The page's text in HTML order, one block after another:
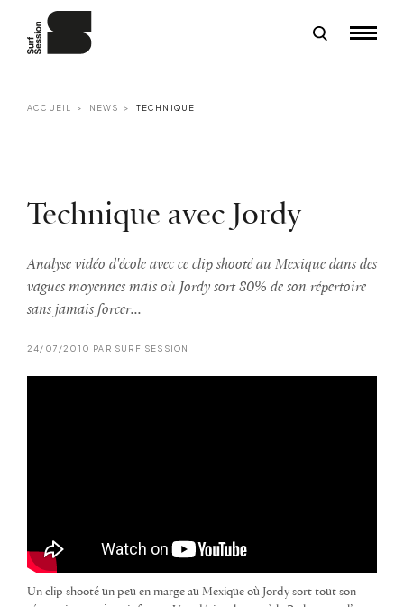
ACCUEIL NEWS TECHNIQUE
Technique avec Jordy
Analyse vidéo d'école avec ce clip shooté au Mexique dans des
vagues moyennes mais où Jordy sort 80% de son répertoire
sans jamais forcer...
24/07/2010 PAR SURF SESSION
Un clip shooté un peu en marge au Mexique où Jordy sort tout son